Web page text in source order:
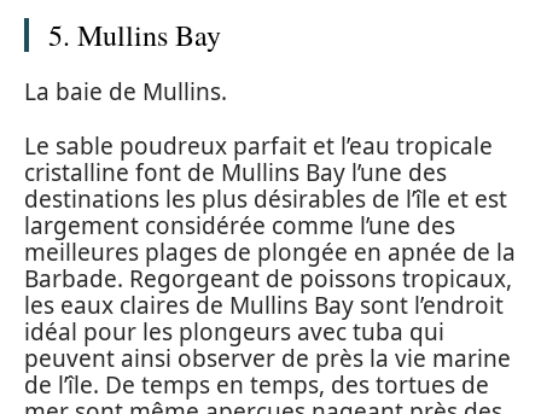
5. Mullins Bay
La baie de Mullins.
Le sable poudreux parfait et l’eau tropicale
cristalline font de Mullins Bay l’une des
destinations les plus désirables de l’île et est
largement considérée comme l’une des
meilleures plages de plongée en apnée de la
Barbade. Regorgeant de poissons tropicaux,
les eaux claires de Mullins Bay sont l’endroit
idéal pour les plongeurs avec tuba qui
peuvent ainsi observer de près la vie marine
de l’île. De temps en temps, des tortues de